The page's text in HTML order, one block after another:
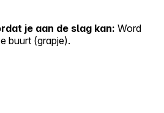
je aan de slag kan: Word
buurt (grapje).